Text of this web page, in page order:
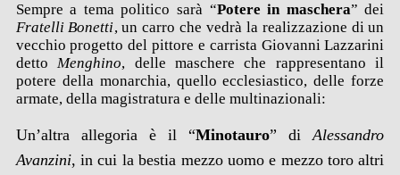
Sempre a tema politico sarà “Potere in maschera” dei
Fratelli Bonetti, un carro che vedrà la realizzazione di un
vecchio progetto del pittore e carrista Giovanni Lazzarini
dettoMenghino, delle maschere che rappresentano il
potere della monarchia, quello ecclesiastico, delle forze
armate, della magistratura e delle multinazionali:
Un’altra allegoria è il “Minotauro” diAlessandro
Avanzini, in cui la bestia mezzo uomo e mezzo toro altri